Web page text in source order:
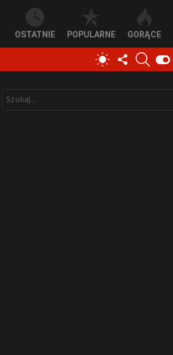
OSTATNIE POPULARNE GORĄCE
PRZEŁĄCZ
SKÓRKĘ
OBSERWUJ
NAS